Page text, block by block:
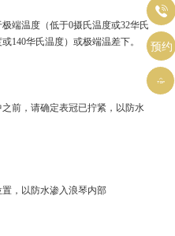
端温度（低于0摄氏温度或32华氏
140华氏温度）或极端温差下。
前，请确定表冠已拧紧，以防水
，以防水渗入浪琴内部

预约
